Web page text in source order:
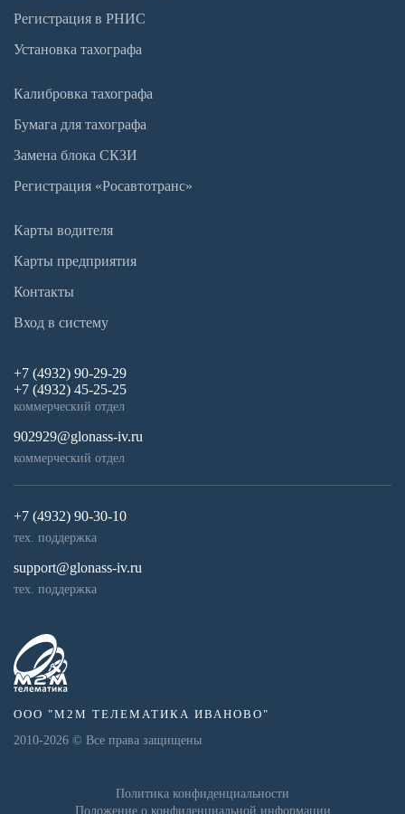
Регистрация в РНИС
Установка тахографа
Калибровка тахографа
Бумага для тахографа
Замена блока СКЗИ
Регистрация «Росавтотранс»
Карты водителя
Карты предприятия
Контакты
Вход в систему
+7 (4932) 90-29-29
+7 (4932) 45-25-25
коммерческий отдел
902929@glonass-iv.ru
коммерческий отдел
+7 (4932) 90-30-10
тех. поддержка
support@glonass-iv.ru
тех. поддержка
ООО "М2М ТЕЛЕМАТИКА ИВАНОВО"
2010-2026 © Все права защищены
Политика конфиденциальности
Положение о конфиденциальной информации